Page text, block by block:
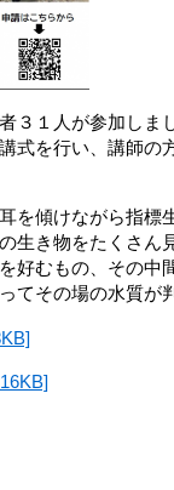
３１人が参加しま
式を行い、講師
を傾けながら指標
生き物をたくさ
好むもの、その中
てその場の水質が